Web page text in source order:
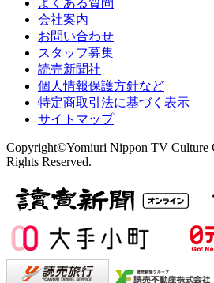
よくある質問
会社案内
お問い合わせ
スタッフ募集
読売新聞社
個人情報保護方針など
特定商取引法に基づく表示
サイトマップ
Copyright©Yomiuri Nippon TV Culture
Rights Reserved.